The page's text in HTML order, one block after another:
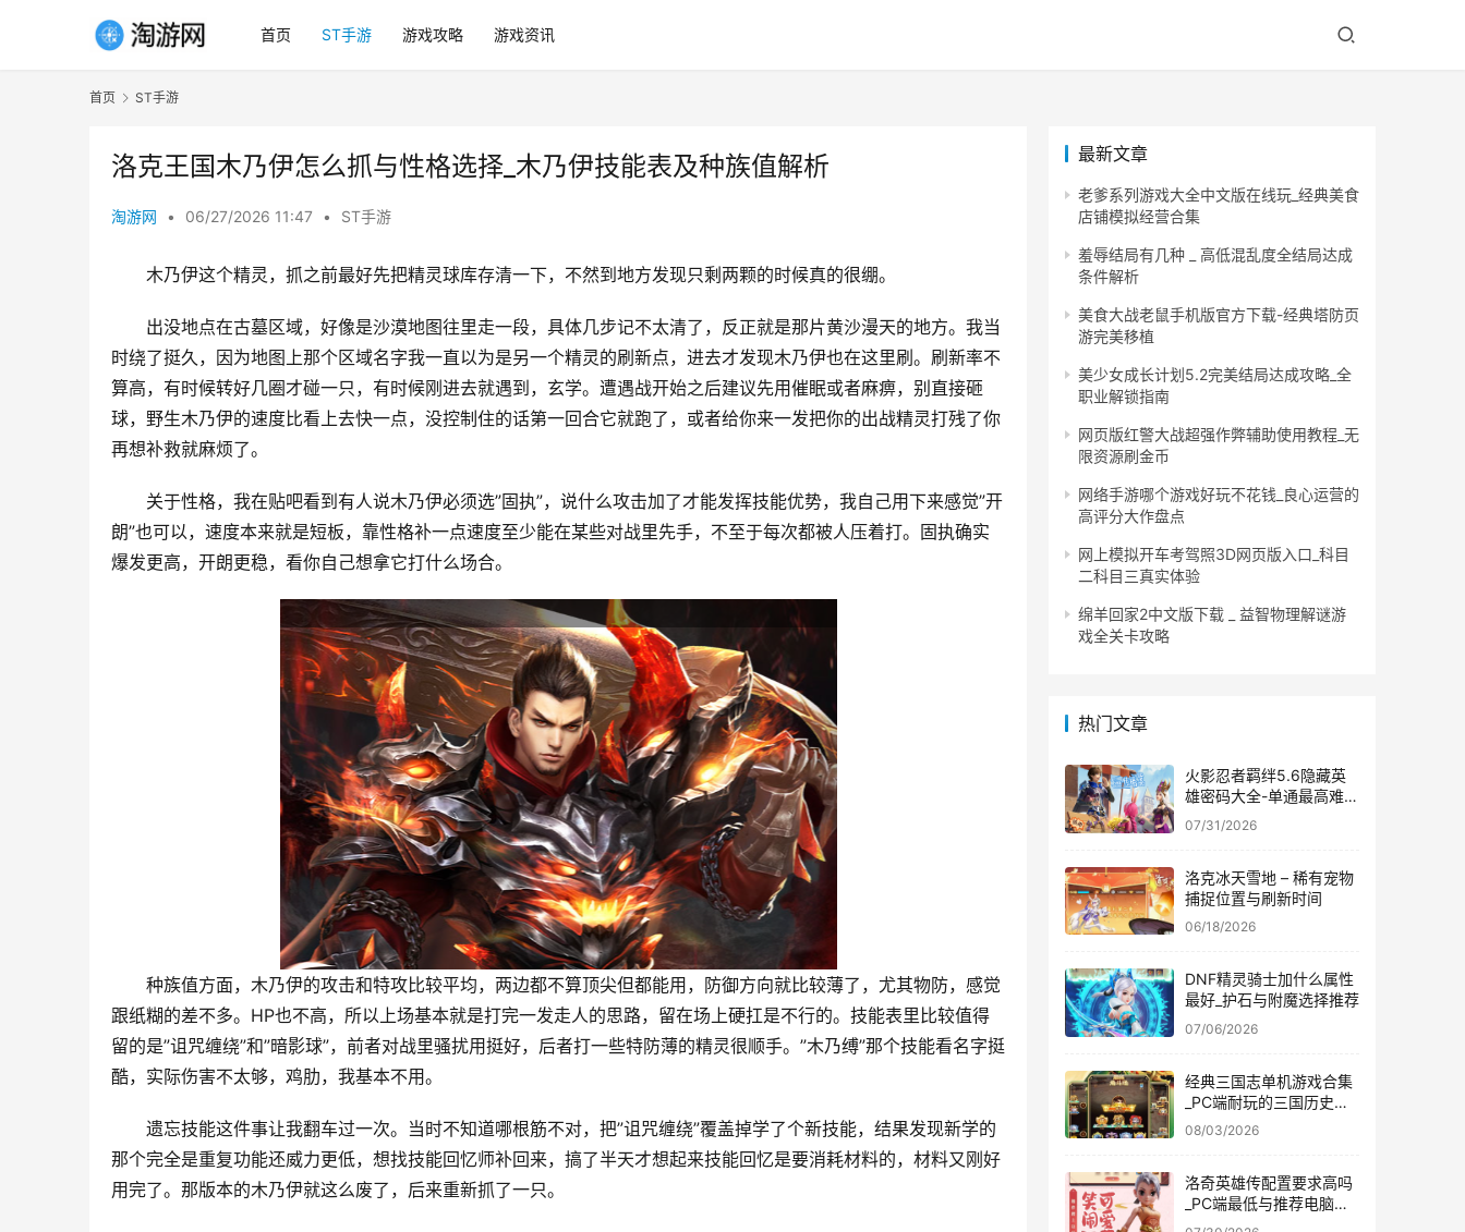
首页 ST手游 游戏攻略 游戏资讯
首页 ST手游
洛克王国木乃伊怎么抓与性格选择_木乃伊技能表及种族值解析
淘游网 • 06/27/2026 11:47 • ST手游
木乃伊这个精灵，抓之前最好先把精灵球库存清一下，不然到地方发现只剩两颗的时候真的很绷。
出没地点在古墓区域，好像是沙漠地图往里走一段，具体几步记不太清了，反正就是那片黄沙漫天的地方。我当
时绕了挺久，因为地图上那个区域名字我一直以为是另一个精灵的刷新点，进去才发现木乃伊也在这里刷。刷新率不
算高，有时候转好几圈才碰一只，有时候刚进去就遇到，玄学。遭遇战开始之后建议先用催眠或者麻痹，别直接砸
球，野生木乃伊的速度比看上去快一点，没控制住的话第一回合它就跑了，或者给你来一发把你的出战精灵打残了你
再想补救就麻烦了。
关于性格，我在贴吧看到有人说木乃伊必须选”固执”，说什么攻击加了才能发挥技能优势，我自己用下来感觉”开
朗”也可以，速度本来就是短板，靠性格补一点速度至少能在某些对战里先手，不至于每次都被人压着打。固执确实
爆发更高，开朗更稳，看你自己想拿它打什么场合。
种族值方面，木乃伊的攻击和特攻比较平均，两边都不算顶尖但都能用，防御方向就比较薄了，尤其物防，感觉
跟纸糊的差不多。HP也不高，所以上场基本就是打完一发走人的思路，留在场上硬扛是不行的。技能表里比较值得
留的是”诅咒缠绕”和”暗影球”，前者对战里骚扰用挺好，后者打一些特防薄的精灵很顺手。”木乃缚”那个技能看名字挺
酷，实际伤害不太够，鸡肋，我基本不用。
遗忘技能这件事让我翻车过一次。当时不知道哪根筋不对，把”诅咒缠绕”覆盖掉学了个新技能，结果发现新学的
那个完全是重复功能还威力更低，想找技能回忆师补回来，搞了半天才想起来技能回忆是要消耗材料的，材料又刚好
用完了。那版本的木乃伊就这么废了，后来重新抓了一只。
最新文章
老爹系列游戏大全中文版在线玩_经典美食
店铺模拟经营合集
羞辱结局有几种 _ 高低混乱度全结局达成
条件解析
美食大战老鼠手机版官方下载-经典塔防页
游完美移植
美少女成长计划5.2完美结局达成攻略_全
职业解锁指南
网页版红警大战超强作弊辅助使用教程_无
限资源刷金币
网络手游哪个游戏好玩不花钱_良心运营的
高评分大作盘点
网上模拟开车考驾照3D网页版入口_科目
二科目三真实体验
绵羊回家2中文版下载 _ 益智物理解谜游
戏全关卡攻略
热门文章
火影忍者羁绊5.6隐藏英
雄密码大全-单通最高难度
图文攻略
07/31/2026
洛克冰天雪地 – 稀有宠物
捕捉位置与刷新时间
06/18/2026
DNF精灵骑士加什么属性
最好_护石与附魔选择推荐
07/06/2026
经典三国志单机游戏合集
_PC端耐玩的三国历史模
拟神作下载
08/03/2026
洛奇英雄传配置要求高吗
_PC端最低与推荐电脑配
置一览